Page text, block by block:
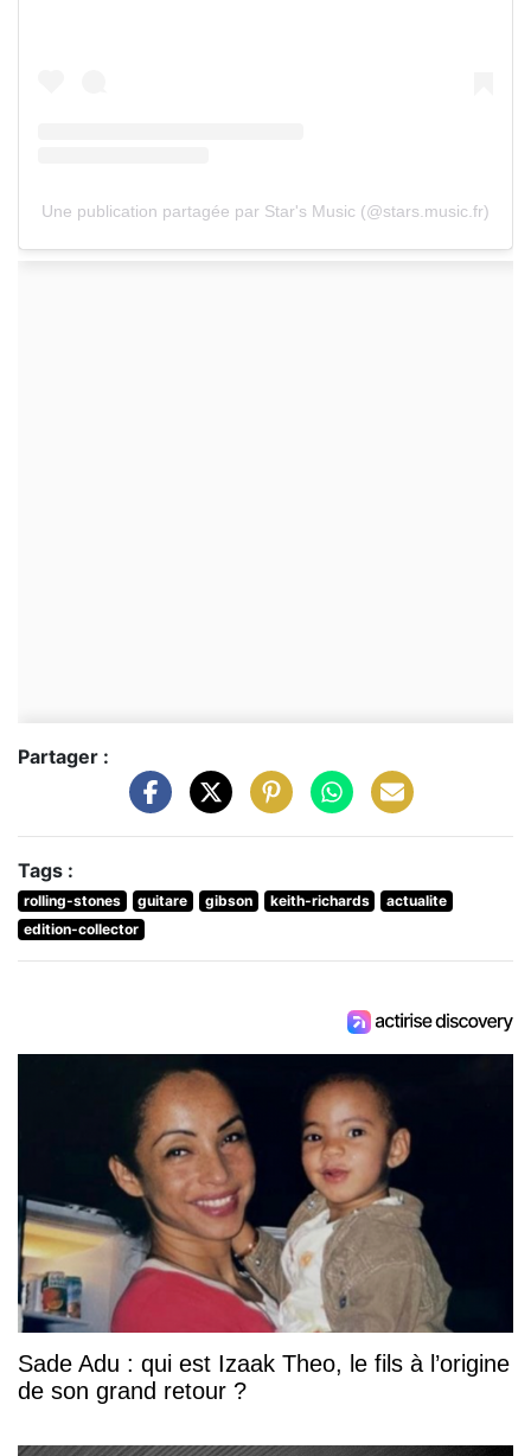
Une publication partagée par Star's Music (@stars.music.fr)
Partager :
Tags :
rolling-stones guitare gibson keith-richards
actualite
edition-collector
Sade Adu : qui est Izaak Theo, le fils à l’origine
de son grand retour ?